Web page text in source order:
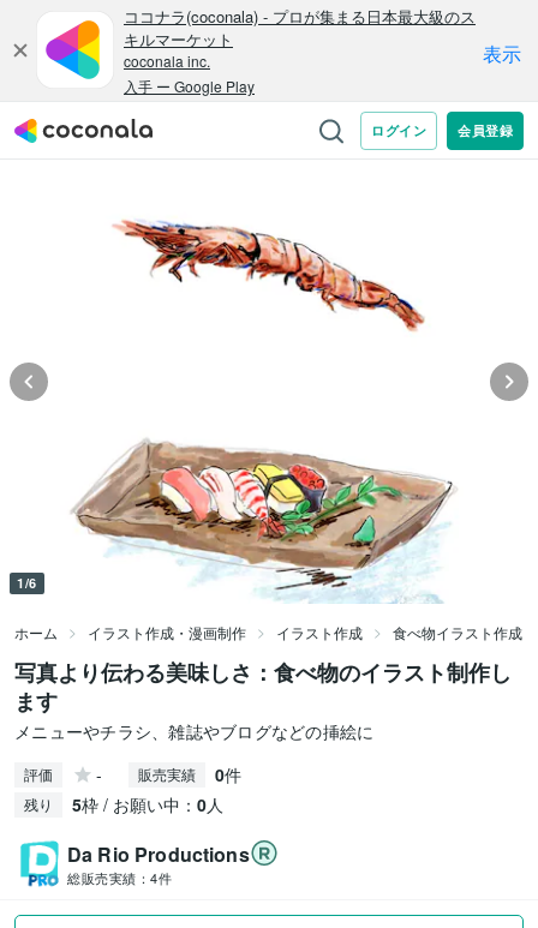
1/6
ホーム イラスト作成・漫画制作 イラスト作成 食べ物イラスト作成
写真より伝わる美味しさ：食べ物のイラスト制作し
ます
メニューやチラシ、雑誌やブログなどの挿絵に
評価 - 販売実績 0件
残り 5枠 / お願い中： 0人
Da Rio Productions
総販売実績： 4件